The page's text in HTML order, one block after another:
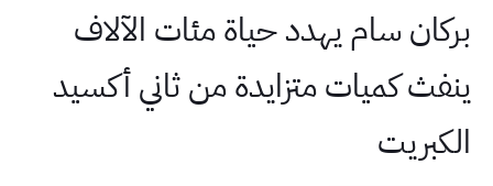
بركان سام يهدد حياة مئات الآلاف
ينفث كميات متزايدة من ثاني أكسيد
الكبريت